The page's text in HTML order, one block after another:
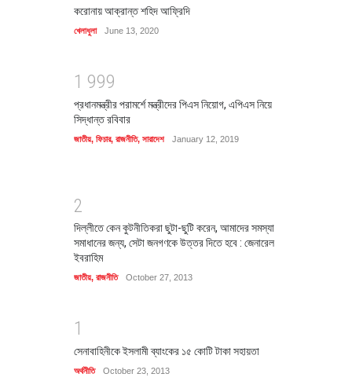
করোনায় আক্রান্ত শহিদ আফ্রিদি
খেলাধুলা June 13, 2020
1 999
প্রধানমন্ত্রীর পরামর্শে মন্ত্রীদের পিএস নিয়োগ, এপিএস নিয়ে
সিদ্ধান্ত রবিবার
জাতীয়, ফিচার, রাজনীতি, সারাদেশ January 12, 2019
2
দিল্লীতে কেন কুটনীতিকরা ছুটা-ছুটি করেন, আমাদের সমস্যা
সমাধানের জন্য, সেটা জনগণকে উত্তর দিতে হবে : জেনারেল
ইবরাহিম
জাতীয়, রাজনীতি October 27, 2013
1
সেনাবাহিনীকে ইসলামী ব্যাংকের ১৫ কোটি টাকা সহায়তা
অর্থনীতি October 23, 2013